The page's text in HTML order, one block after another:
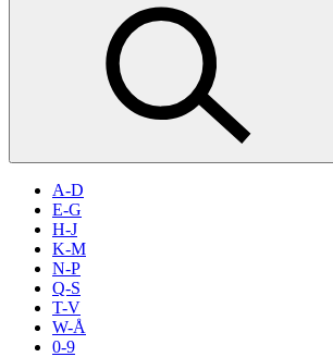
Mat og drikke
Aktiviteter
Inspirasjon
Søk
A-D
E-G
H-J
K-M
N-P
Q-S
T-V
W-Å
0-9